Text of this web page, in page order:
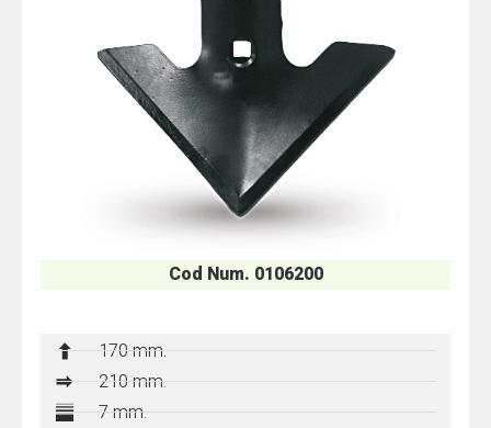
Cod Num. 0106200
170 mm.
210 mm.
7 mm.